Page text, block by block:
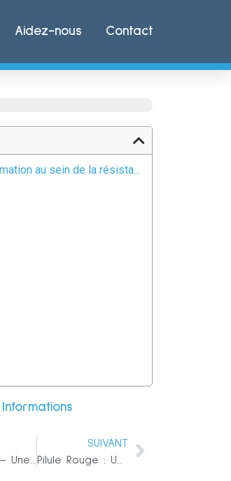
Aidez-nous Contact
La désinformation au sein de la résistance doit cesser !
Informations
SUIVANT